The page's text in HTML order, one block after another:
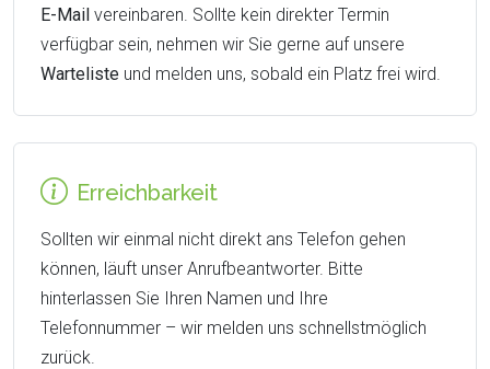
E-Mail vereinbaren. Sollte kein direkter Termin
verfügbar sein, nehmen wir Sie gerne auf unsere
Warteliste und melden uns, sobald ein Platz frei wird.
Erreichbarkeit
Sollten wir einmal nicht direkt ans Telefon gehen
können, läuft unser Anrufbeantworter. Bitte
hinterlassen Sie Ihren Namen und Ihre
Telefonnummer – wir melden uns schnellstmöglich
zurück.